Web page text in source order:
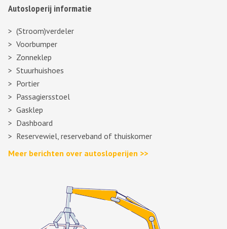
Autosloperij informatie
(Stroom)verdeler
Voorbumper
Zonneklep
Stuurhuishoes
Portier
Passagiersstoel
Gasklep
Dashboard
Reservewiel, reserveband of thuiskomer
Meer berichten over autosloperijen >>